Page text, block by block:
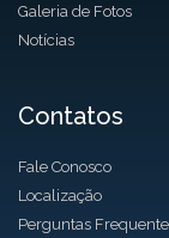
Galeria de Fotos
Notícias
Contatos
Fale Conosco
Localização
Perguntas